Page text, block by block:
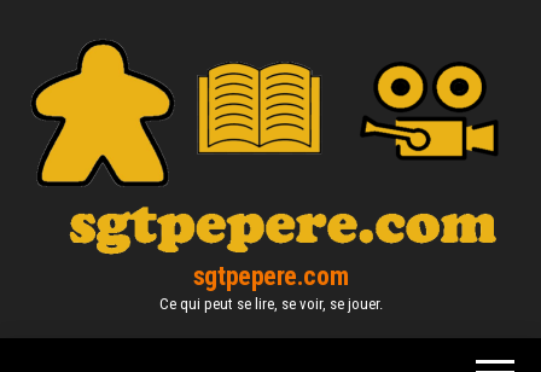
content
sgtpepere.com
Ce qui peut se lire, se voir, se jouer.